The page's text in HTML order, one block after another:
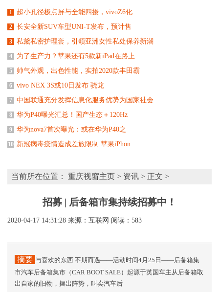
1 超小孔径极点屏与全能四摄，vivoZ6化
2 长安全新SUV车型UNI-T发布，预计售
3 私黛私密护理套，引领亚洲女性私处保养新潮
4 为了生产力？苹果还有5款新iPad在路上
5 帅气外观，出色性能，实拍2020款丰田霸
6 vivo NEX 3S或10日发布 骁龙
7 中国联通充分发挥信息化服务优势为国家社会
8 华为P40曝光汇总！国产生态＋120Hz
9 华为nova7首次曝光：或在华为P40之
10 新冠病毒疫情造成差旅限制 苹果iPhon
当前所在位置： 重庆视窗主页 > 资讯 > 正文 >
​招募 | 后备箱市集持续招募中！
2020-04-17 14:31:28 来源：互联网 阅读：583
摘要 与喜欢的东西 不期而遇——活动时间4月25日——后备箱集
市汽车后备箱集市（CAR BOOT SALE）起源于英国车主从后备箱取
出自家的旧物，摆出阵势，叫卖汽车后